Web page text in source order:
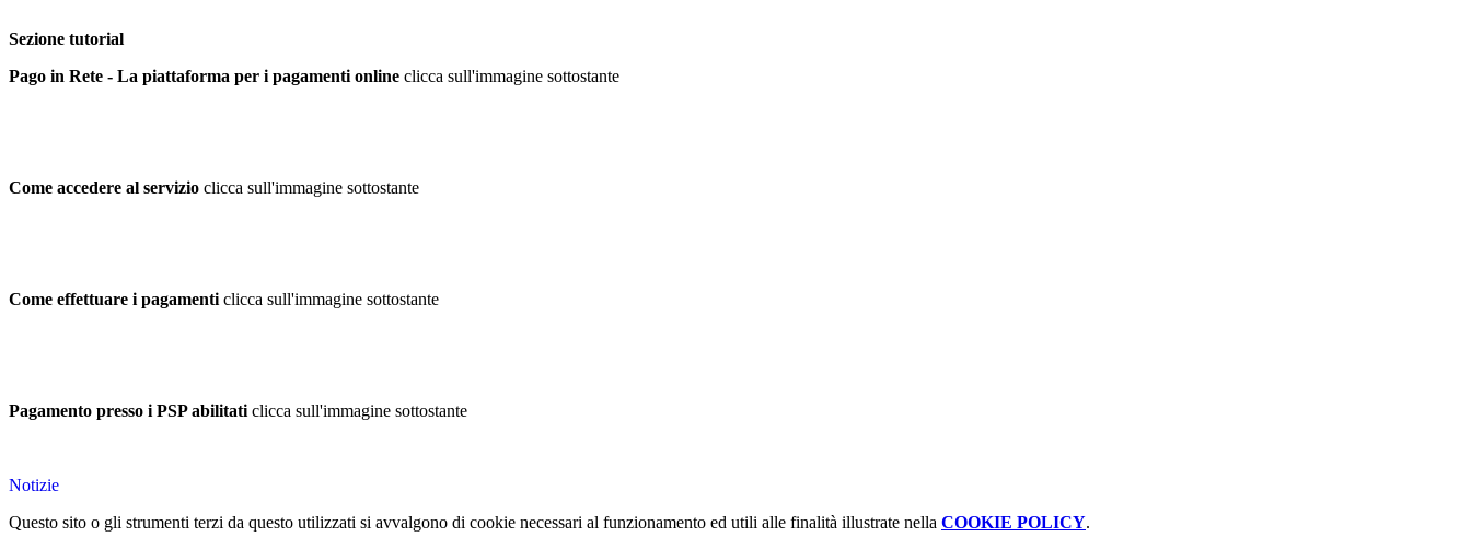
Sezione tutorial
Pago in Rete - La piattaforma per i pagamenti online clicca sull'immagine sottostante
Come accedere al servizio clicca sull'immagine sottostante
Come effettuare i pagamenti clicca sull'immagine sottostante
Pagamento presso i PSP abilitati clicca sull'immagine sottostante
Notizie
Questo sito o gli strumenti terzi da questo utilizzati si avvalgono di cookie necessari al funzionamento ed utili alle finalità illustrate nella COOKIE POLICY.